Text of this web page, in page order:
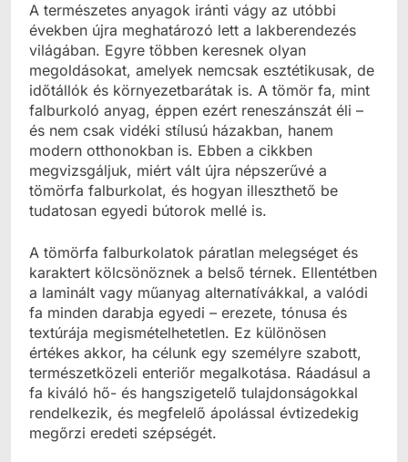
A természetes anyagok iránti vágy az utóbbi
években újra meghatározó lett a lakberendezés
világában. Egyre többen keresnek olyan
megoldásokat, amelyek nemcsak esztétikusak, de
időtállók és környezetbarátak is. A tömör fa, mint
falburkoló anyag, éppen ezért reneszánszát éli –
és nem csak vidéki stílusú házakban, hanem
modern otthonokban is. Ebben a cikkben
megvizsgáljuk, miért vált újra népszerűvé a
tömörfa falburkolat, és hogyan illeszthető be
tudatosan egyedi bútorok mellé is.
A tömörfa falburkolatok páratlan melegséget és
karaktert kölcsönöznek a belső térnek. Ellentétben
a laminált vagy műanyag alternatívákkal, a valódi
fa minden darabja egyedi – erezete, tónusa és
textúrája megismételhetetlen. Ez különösen
értékes akkor, ha célunk egy személyre szabott,
természetközeli enteriőr megalkotása. Ráadásul a
fa kiváló hő- és hangszigetelő tulajdonságokkal
rendelkezik, és megfelelő ápolással évtizedekig
megőrzi eredeti szépségét.